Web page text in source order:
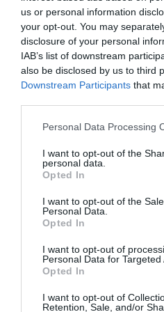
us or personal information
your opt-out. You may
disclosure of your personal
IAB’s list of downstream
also be disclosed by us to third
Downstream Participants that
Please note that this website/
not limited to your visit or usage
grant or deny consent to
use your data for below
consent section.
Personal Data Processing
I want to opt-out of the
personal data.
Opted In
I want to opt-out of the
Personal Data.
Opted In
I want to opt-out of
Personal Data for Targeted
Opted In
I want to opt-out of
Retention, Sale, and/or
VAR οι αγώνες
στον 3ο
Conference
Ο Παναθηναϊκός θα
(05/08/26, 21:30) στο ΟΑΚΑ
προκριματικό γύρο του
αναμέτρηση θα γίνει
15:09 | 04 Αυγούστου 2026